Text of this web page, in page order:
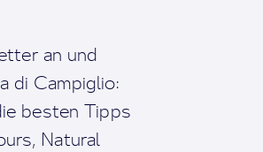
an und
di Campiglio:
besten Tipps
Natural